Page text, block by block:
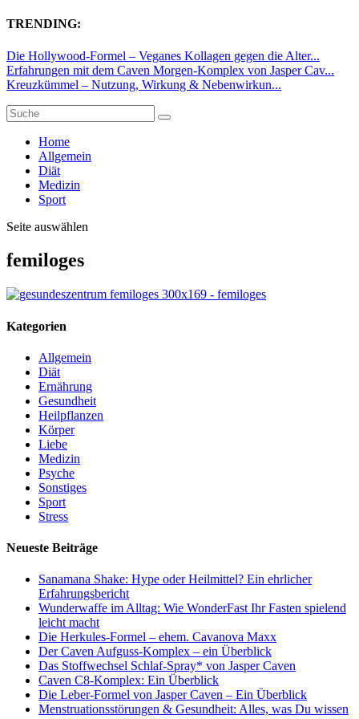
TRENDING:
Die Hollywood-Formel – Veganes Kollagen gegen die Alter...
Erfahrungen mit dem Caven Morgen-Komplex von Jasper Cav...
Kreuzkümmel – Nutzung, Wirkung & Nebenwirkun...
Home
Allgemein
Diät
Medizin
Sport
Seite auswählen
femiloges
Kategorien
Allgemein
Diät
Ernährung
Gesundheit
Heilpflanzen
Körper
Liebe
Medizin
Psyche
Sonstiges
Sport
Stress
Neueste Beiträge
Sanamana Shake: Hype oder Heilmittel? Ein ehrlicher
Erfahrungsbericht
Wunderwaffe im Alltag: Wie WonderFast Ihr Fasten spielend
leicht macht
Die Herkules-Formel – ehem. Cavanova Maxx
Der Caven Aufguss-Komplex – ein Überblick
Das Stoffwechsel Schlaf-Spray* von Jasper Caven
Caven C8-Komplex: Ein Überblick
Die Leber-Formel von Jasper Caven – Ein Überblick
Menstruationsstörungen & Gesundheit: Alles, was Du wissen